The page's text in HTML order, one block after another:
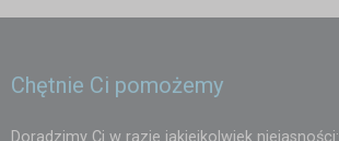
Chętnie Ci pomożemy
Doradzimy Ci w razie jakiejkolwiek niejasności: